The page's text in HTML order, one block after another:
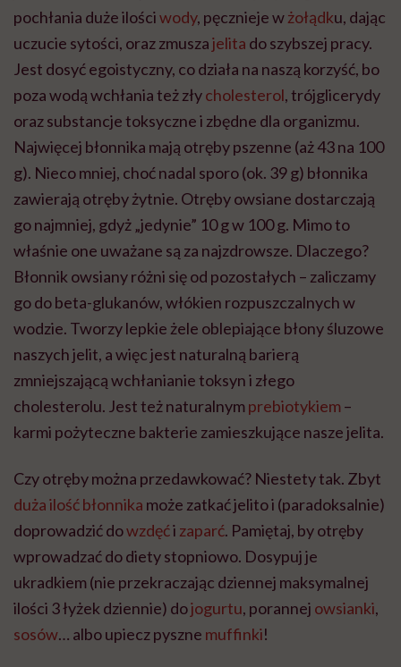
pochłania duże ilościwody, pęcznieje wżołądku, dając
uczucie sytości, oraz zmuszajelita do szybszej pracy.
Jest dosyć egoistyczny, co działa na naszą korzyść, bo
poza wodą wchłania też złycholesterol, trójglicerydy
oraz substancje toksyczne i zbędne dla organizmu.
Najwięcej błonnika mają otręby pszenne (aż 43 na 100
g). Nieco mniej, choć nadal sporo (ok. 39 g) błonnika
zawierają otręby żytnie. Otręby owsiane dostarczają
go najmniej, gdyż „jedynie” 10 g w 100 g. Mimo to
właśnie one uważane są za najzdrowsze. Dlaczego?
Błonnik owsiany różni się od pozostałych – zaliczamy
go do beta-glukanów, włókien rozpuszczalnych w
wodzie. Tworzy lepkie żele oblepiające błony śluzowe
naszych jelit, a więc jest naturalną barierą
zmniejszającą wchłanianie toksyn i złego
cholesterolu. Jest też naturalnymprebiotykiem –
karmi pożyteczne bakterie zamieszkujące nasze jelita.
Czy otręby można przedawkować? Niestety tak. Zbyt
duża ilość błonnika może zatkać jelito i (paradoksalnie)
doprowadzić dowzdęći zaparć. Pamiętaj, by otręby
wprowadzać do diety stopniowo. Dosypuj je
ukradkiem (nie przekraczając dziennej maksymalnej
ilości 3 łyżek dziennie) dojogurtu, porannej owsianki,
sosów… albo upiecz pyszne muffinki!